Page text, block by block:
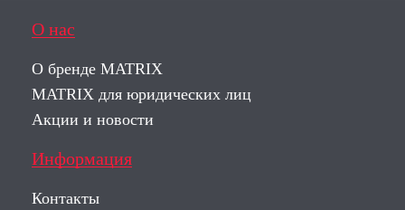
О нас
О бренде MATRIX
MATRIX для юридических лиц
Акции и новости
Информация
Контакты